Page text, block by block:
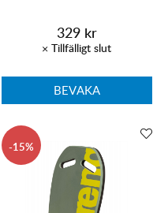
329 kr
BEVAKA
15